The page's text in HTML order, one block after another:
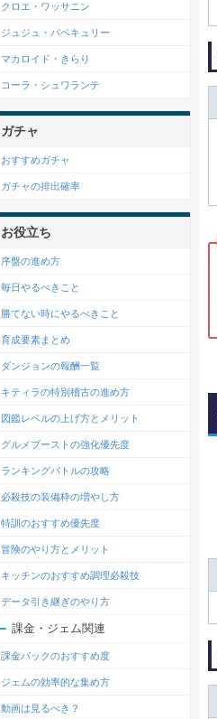
クロエ・ワッサニン
ジュジュ・バベキュリー
マカロイド・きらり
コーラ・シュワランテ
ガチャ
おすすめガチャ
ガチャの排出確率
お役立ち
序盤の進め方
毎日やるべきこと
勝てない時にやるべきこと
育成要素まとめ
ダンジョンの報酬一覧
キティラの特別稽古の進め方
図鑑レベルの上げ方とメリット
グルメブーストの強化優先度
ランキングバトルの攻略
必殺技の装備枠の増やし方
特訓のおすすめ優先度
冒険のやり方とメリット
キッチンのおすすめ調理必殺技
データ引き継ぎのやり方
課金・ジェム関連
課金パックのおすすめ度
ジェムの効率的な集め方
動画は見るべき？